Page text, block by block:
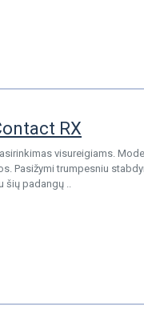
RX
visureigiams.
Pasižymi trumpesniu
šių padangų ..